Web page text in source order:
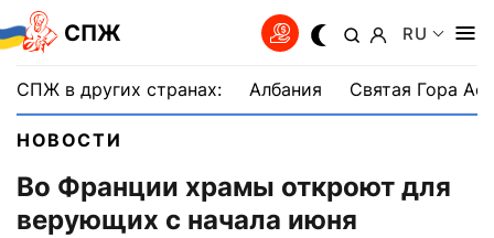
СПЖ RU
СПЖ в других странах: Албания Святая Гора
НОВОСТИ
Во Франции храмы откроют для
верующих с начала июня